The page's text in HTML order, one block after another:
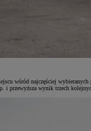
wśród najczęściej
przewyższa wynik trzech